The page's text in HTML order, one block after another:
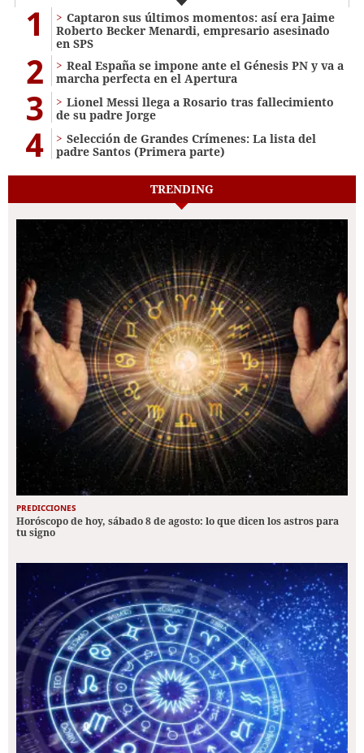
1
Captaron sus últimos momentos: así era Jaime
Roberto Becker Menardi​​​, empresario asesinado
en SPS
2
Real España se impone ante el Génesis PN y va a
marcha perfecta en el Apertura
3
Lionel Messi llega a Rosario tras fallecimiento
de su padre Jorge
4
Selección de Grandes Crímenes: La lista del
padre Santos (Primera parte)
TRENDING
PREDICCIONES
Horóscopo de hoy, sábado 8 de agosto: lo que dicen los astros para
tu signo